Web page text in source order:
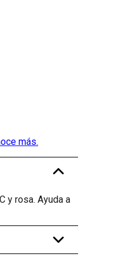
-
y rosa. Ayuda a
+